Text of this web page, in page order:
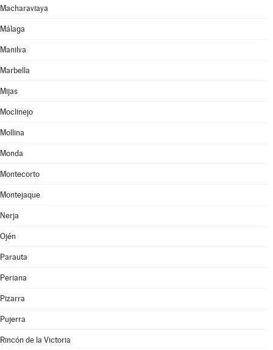
Macharaviaya
Málaga
Manilva
Marbella
Mijas
Moclinejo
Mollina
Monda
Montecorto
Montejaque
Nerja
Ojén
Parauta
Periana
Pizarra
Pujerra
Rincón de la Victoria